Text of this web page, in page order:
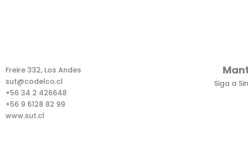
Freire 332, Los Andes
sut@codelco.cl
+56 34 2 426648
+56 9 6128 82 99
www.sut.cl
Siga a